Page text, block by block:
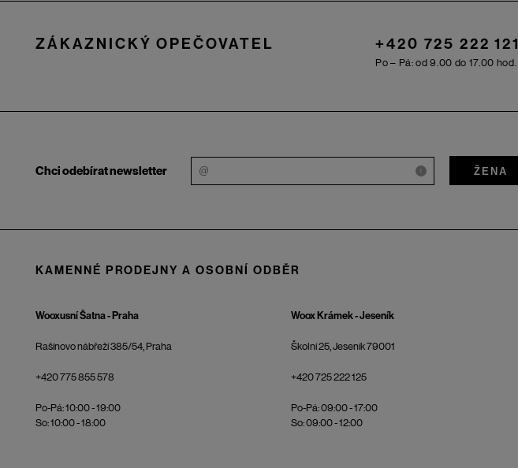
ZÁKAZNICKÝ OPEČOVATEL +420 725 222 121
Po – Pá: od 9.00 do 17.00 hod.
Chci odebírat newsletter i ŽENA
KAMENNÉ PRODEJNY A OSOBNÍ ODBĚR
Wooxusní Šatna - Praha
Rašínovo nábřeží 385/54, Praha
+420 775 855 578
Po-Pá: 10:00 - 19:00
So: 10:00 - 18:00
Woox Krámek - Jeseník
Školní 25, Jeseník 79001
+420 725 222 125
Po-Pá: 09:00 - 17:00
So: 09:00 - 12:00